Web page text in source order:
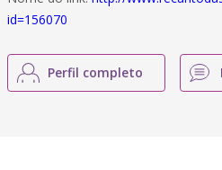
id=156070
Perfil completo